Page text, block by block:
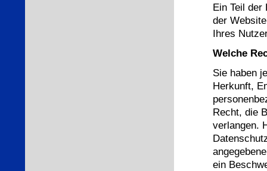
Ein Teil der
der
Ihres
Welche
Sie haben
Herkunft,
Recht, die
verlangen.
ein